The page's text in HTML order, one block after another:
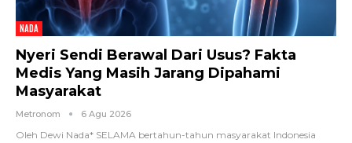
NADA
Nyeri Sendi Berawal Dari Usus? Fakta
Medis Yang Masih Jarang Dipahami
Masyarakat
Metronom 6 Agu 2026
Oleh Dewi Nada* SELAMA bertahun-tahun masyarakat Indonesia